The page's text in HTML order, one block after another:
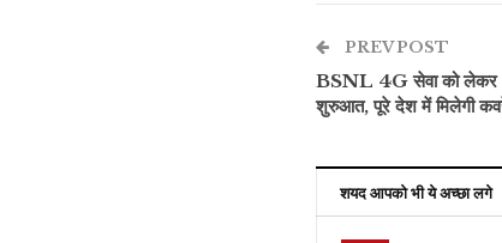
PREV POST
BSNL 4G सेवा को लेकर
शुरुआत, पूरे देश में मिलेगी
शयद आपको भी ये अच्छा लगे